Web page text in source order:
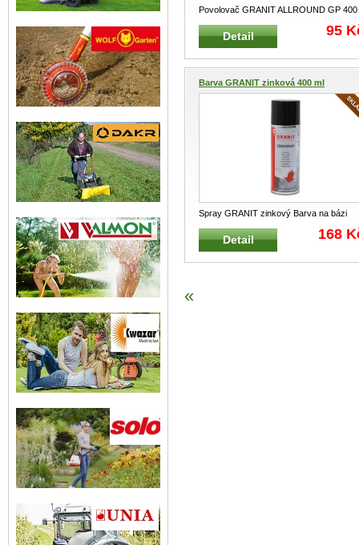
Povolovač GRANIT ALLROUND GP 400
víceúčelový Víceúčelový povolovač, č...
Detail 95
Barva GRANIT zinková 400 ml
Spray GRANIT zinkový Barva na bázi
zinku Nástřik zinkem chrání prot ...
Detail 168
«